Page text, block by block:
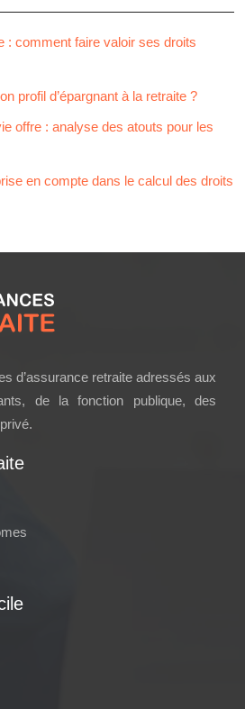
: comment faire valoir ses droits
profil d’épargnant à la retraite ?
offre : analyse des atouts pour les
en compte dans le calcul des droits
d’assurance retraite adressés aux
de la fonction publique, des